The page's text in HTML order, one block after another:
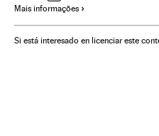
Mais informações
Si está interesado en licenciar este